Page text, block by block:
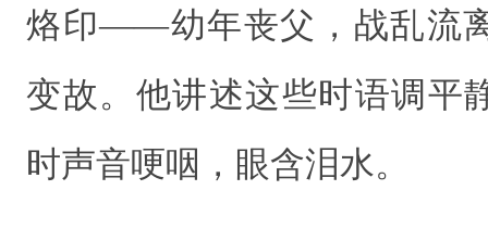
烙印——幼年丧父，战乱流
变故。他讲述这些时语调平
时声音哽咽，眼含泪水。